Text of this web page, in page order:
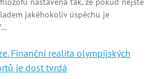
jakéhokoliv úspěchu je